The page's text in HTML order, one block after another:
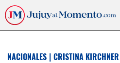
NACIONALES | CRISTINA KIRCHNER